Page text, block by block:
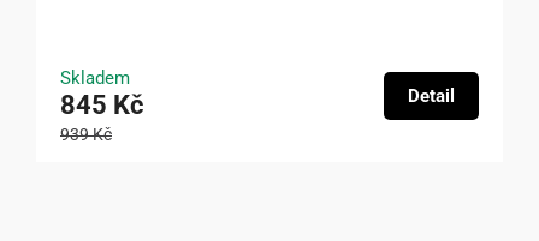
Skladem
845 Kč
939 Kč
Detail